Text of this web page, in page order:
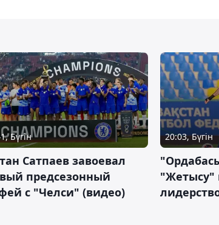
Бүгін
Сатпаев завоевал
предсезонный
с "Челси" (видео)
20:03, Бүгін
"Жетысу"